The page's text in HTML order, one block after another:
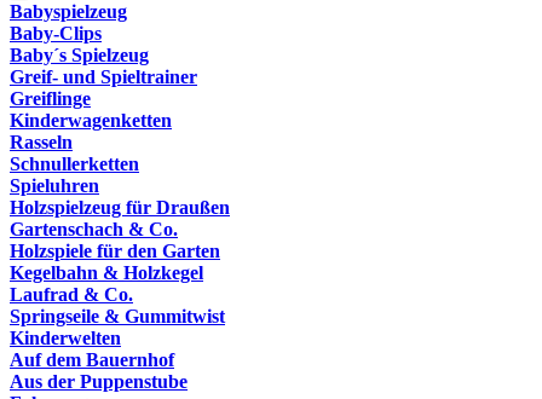
Babyspielzeug
Baby-Clips
Baby´s Spielzeug
Greif- und Spieltrainer
Greiflinge
Kinderwagenketten
Rasseln
Schnullerketten
Spieluhren
Holzspielzeug für Draußen
Gartenschach & Co.
Holzspiele für den Garten
Kegelbahn & Holzkegel
Laufrad & Co.
Springseile & Gummitwist
Kinderwelten
Auf dem Bauernhof
Aus der Puppenstube